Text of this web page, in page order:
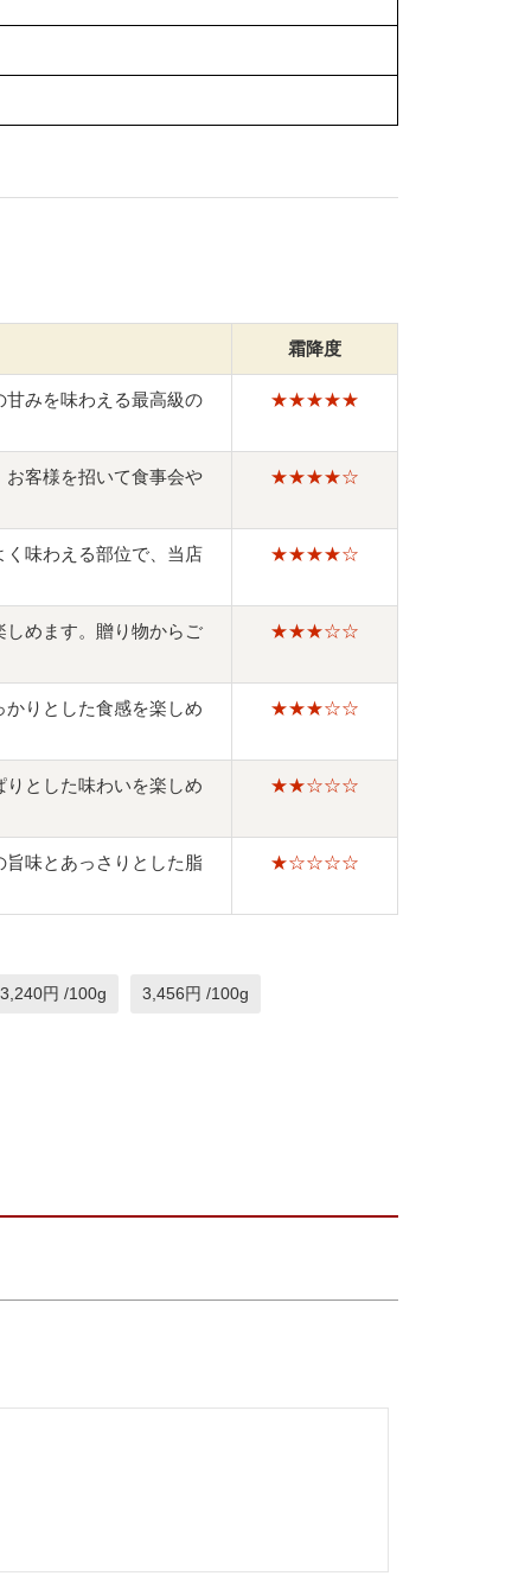
霜降度
みを味わえる最高級の
★★★★★
お客様を招いて食事会や
★★★★☆
く味わえる部位で、当店
★★★★☆
めます。贈り物からご
★★★☆☆
りとした食感を楽しめ
★★★☆☆
とした味わいを楽しめ
★★☆☆☆
味とあっさりとした脂
★☆☆☆☆
3,240円 /100g 3,456円 /100g